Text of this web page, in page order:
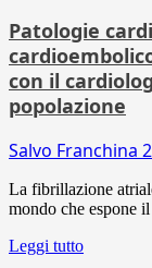
Patologie
con il
popolazione
Salvo Franchina
La fibrillazione
mondo che espone
Leggi tutto